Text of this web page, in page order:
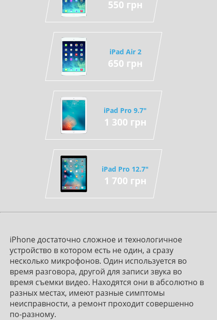
550 грн
iPad Air 2
650 грн
iPad Pro 9.7"
1 300 грн
iPad Pro 12.7"
1 700 грн
iPhone достаточно сложное и технологичное
устройство в котором есть не один, а сразу
несколько микрофонов. Один используется во
время разговора, другой для записи звука во
время съемки видео. Находятся они в абсолютно в
разных местах, имеют разные симптомы
неисправности, а ремонт проходит совершенно
по-разному.